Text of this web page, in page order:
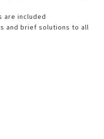
are included
and brief solutions to all